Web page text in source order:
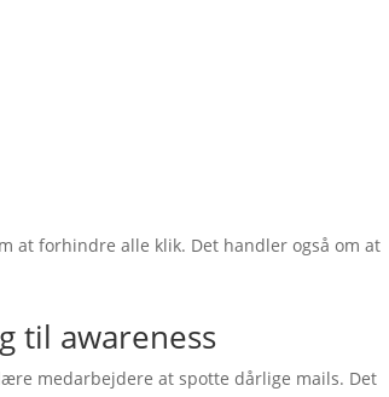
at forhindre alle klik. Det handler også om at
til awareness
medarbejdere at spotte dårlige mails. Det